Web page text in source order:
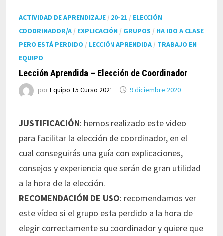
ACTIVIDAD DE APRENDIZAJE / 20-21 / ELECCIÓN
COODRINADOR/A / EXPLICACIÓN / GRUPOS / HA IDO A CLASE
PERO ESTÁ PERDIDO / LECCIÓN APRENDIDA / TRABAJO EN
EQUIPO
Lección Aprendida – Elección de Coordinador
porEquipo T5 Curso 2021 9 diciembre 2020
JUSTIFICACIÓN: hemos realizado este video
para facilitar la elección de coordinador, en el
cual conseguirás una guía con explicaciones,
consejos y experiencia que serán de gran utilidad
a la hora de la elección.
RECOMENDACIÓN DE USO: recomendamos ver
este vídeo si el grupo esta perdido a la hora de
elegir correctamente su coordinador y quiere que